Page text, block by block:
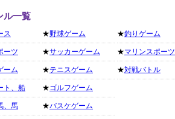
ル一覧
ス
ーツ
ーム
ト、船
、馬
★野球ゲーム
★サッカーゲーム
★テニスゲーム
★ゴルフゲーム
★バスケゲーム
★釣りゲーム
★マリンスポーツ
★対戦バトル